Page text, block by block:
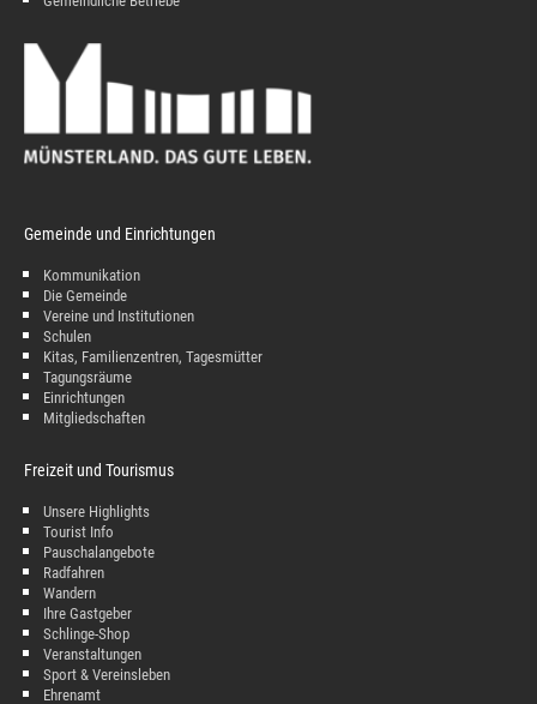
Gemeinde und Einrichtungen
Kommunikation
Die Gemeinde
Vereine und Institutionen
Schulen
Kitas, Familienzentren, Tagesmütter
Tagungsräume
Einrichtungen
Mitgliedschaften
Freizeit und Tourismus
Unsere Highlights
Tourist Info
Pauschalangebote
Radfahren
Wandern
Ihre Gastgeber
Schlinge-Shop
Veranstaltungen
Sport & Vereinsleben
Ehrenamt